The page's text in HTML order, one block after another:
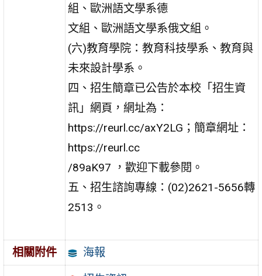
組、歐洲語文學系德
文組、歐洲語文學系俄文組。
(六)教育學院：教育科技學系、教育與
未來設計學系。
四、招生簡章已公告於本校「招生資
訊」網頁，網址為：
https://reurl.cc/axY2LG；簡章網址：
https://reurl.cc
/89aK97 ，歡迎下載參閱。
五、招生諮詢專線：(02)2621-5656轉
2513。
相關附件 海報